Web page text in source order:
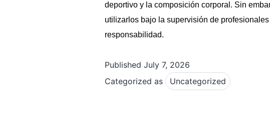
deportivo y la composición corporal. Sin
utilizarlos bajo la supervisión de
responsabilidad.
Published July 7, 2026
Categorized as
Uncategorized